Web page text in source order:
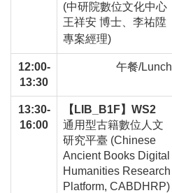
(中研院數位文化中心
王祥安 博士、李祐陞
專案經理)
12:00-
13:30
午餐/Lunch
13:30-
16:00
【LIB_B1F】WS2
通用型古籍數位人文
研究平臺 (Chinese
Ancient Books Digital
Humanities Research
Platform, CABDHRP)